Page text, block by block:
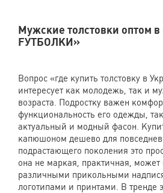
Мужские толстовки оптом
FУТБОЛКИ»
Вопрос «где купить толстовку в
интересует как молодежь, так и
возраста. Подростку важен
функциональность его одежды,
актуальный и модный фасон.
капюшоном дешево для
подрастающего поколения это
она не маркая, практичная,
различными прикольными
логотипами и принтами. В тренде